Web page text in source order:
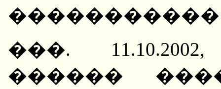
���.
������